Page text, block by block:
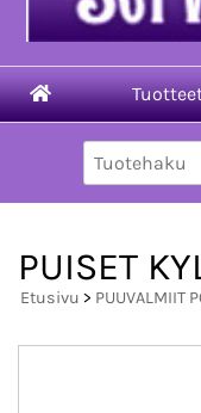
PUISET
Etusivu > PUUVALMIIT